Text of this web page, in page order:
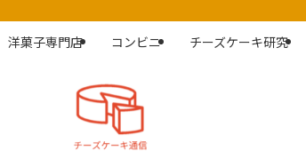
洋菓子専門店 コンビニ チーズケーキ研究